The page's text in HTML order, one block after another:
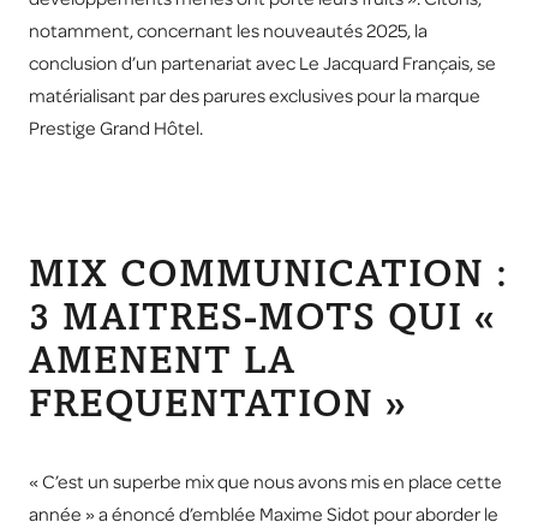
notamment, concernant les nouveautés 2025, la
conclusion d’un partenariat avec Le Jacquard Français, se
matérialisant par des parures exclusives pour la marque
Prestige Grand Hôtel.
MIX COMMUNICATION :
3 MAITRES-MOTS QUI «
AMENENT LA
FREQUENTATION »
« C’est un superbe mix que nous avons mis en place cette
année » a énoncé d’emblée Maxime Sidot pour aborder le